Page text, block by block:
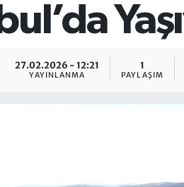
27.02.2026 - 12:21
YAYINLANMA
1
PAYLAŞIM